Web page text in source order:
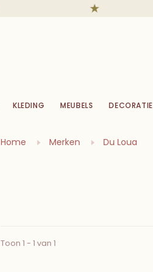
KLEDING MEUBELS DECORATIE
Home Merken Du Loua
Toon 1 - 1 van 1